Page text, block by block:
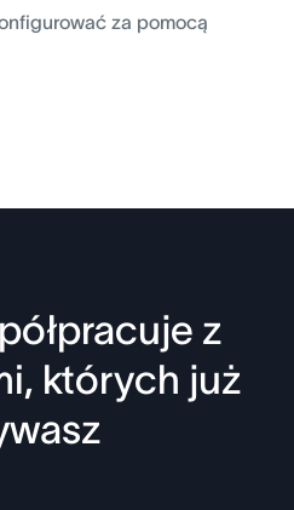
za pomocą
z
których już